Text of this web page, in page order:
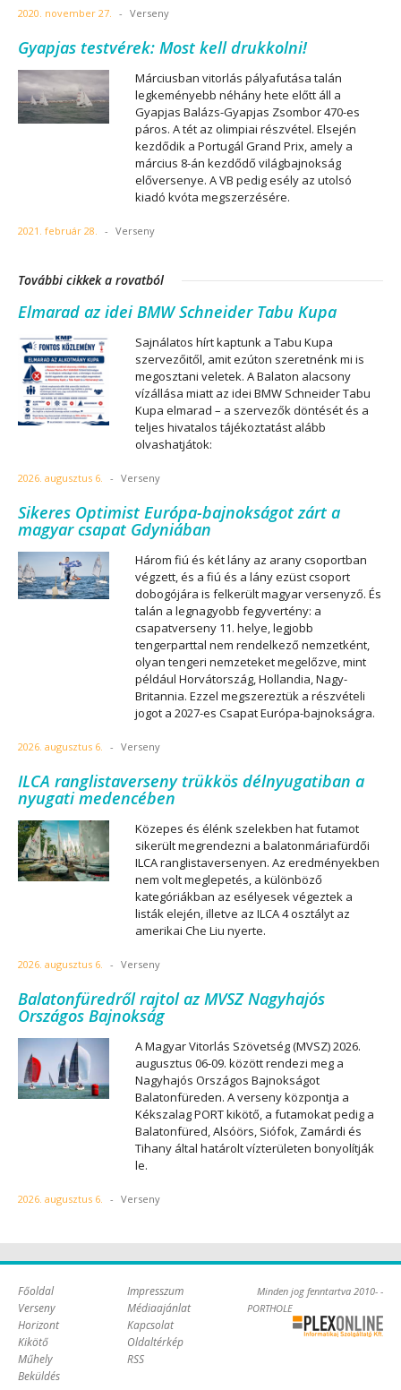
2020. november 27. - Verseny
Gyapjas testvérek: Most kell drukkolni!
Márciusban vitorlás pályafutása talán
legkeményebb néhány hete előtt áll a
Gyapjas Balázs-Gyapjas Zsombor 470-es
páros. A tét az olimpiai részvétel. Elsején
kezdődik a Portugál Grand Prix, amely a
március 8-án kezdődő világbajnokság
előversenye. A VB pedig esély az utolsó
kiadó kvóta megszerzésére.
2021. február 28. - Verseny
További cikkek a rovatból
Elmarad az idei BMW Schneider Tabu Kupa
Sajnálatos hírt kaptunk a Tabu Kupa
szervezőitől, amit ezúton szeretnénk mi is
megosztani veletek. A Balaton alacsony
vízállása miatt az idei BMW Schneider Tabu
Kupa elmarad – a szervezők döntését és a
teljes hivatalos tájékoztatást alább
olvashatjátok:
2026. augusztus 6. - Verseny
Sikeres Optimist Európa-bajnokságot zárt a
magyar csapat Gdyniában
Három fiú és két lány az arany csoportban
végzett, és a fiú és a lány ezüst csoport
dobogójára is felkerült magyar versenyző. És
talán a legnagyobb fegyvertény: a
csapatverseny 11. helye, legjobb
tengerparttal nem rendelkező nemzetként,
olyan tengeri nemzeteket megelőzve, mint
például Horvátország, Hollandia, Nagy-
Britannia. Ezzel megszereztük a részvételi
jogot a 2027-es Csapat Európa-bajnokságra.
2026. augusztus 6. - Verseny
ILCA ranglistaverseny trükkös délnyugatiban a
nyugati medencében
Közepes és élénk szelekben hat futamot
sikerült megrendezni a balatonmáriafürdői
ILCA ranglistaversenyen. Az eredményekben
nem volt meglepetés, a különböző
kategóriákban az esélyesek végeztek a
listák elején, illetve az ILCA 4 osztályt az
amerikai Che Liu nyerte.
2026. augusztus 6. - Verseny
Balatonfüredről rajtol az MVSZ Nagyhajós
Országos Bajnokság
A Magyar Vitorlás Szövetség (MVSZ) 2026.
augusztus 06-09. között rendezi meg a
Nagyhajós Országos Bajnokságot
Balatonfüreden. A verseny központja a
Kékszalag PORT kikötő, a futamokat pedig a
Balatonfüred, Alsóörs, Siófok, Zamárdi és
Tihany által határolt vízterületen bonyolítják
le.
2026. augusztus 6. - Verseny
Főoldal
Verseny
Horizont
Kikötő
Műhely
Beküldés
Impresszum
Médiaajánlat
Kapcsolat
Oldaltérkép
RSS
Minden jog fenntartva 2010- -
PORTHOLE
Online Kft. -